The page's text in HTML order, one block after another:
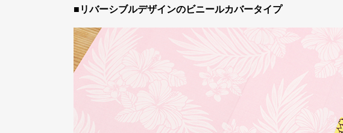
■リバーシブルデザインのビニールカバータイプ